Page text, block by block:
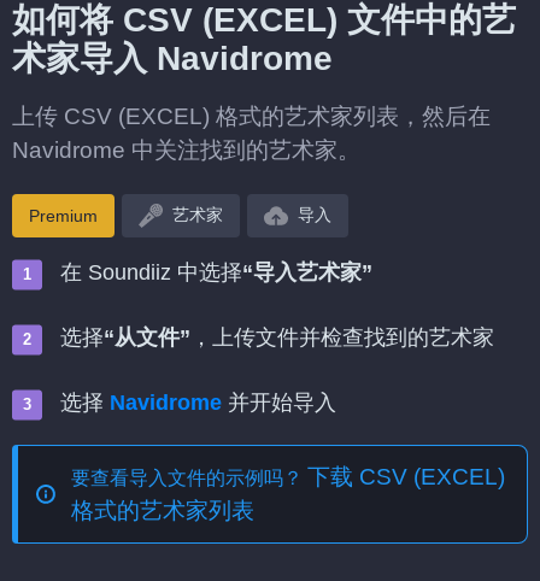
如何将 CSV (EXCEL) 文件中的艺
术家导入 Navidrome
上传 CSV (EXCEL) 格式的艺术家列表，然后在
Navidrome 中关注找到的艺术家。
Premium 艺术家 导入
在 Soundiiz 中选择“导入艺术家”
选择“从文件” ，上传文件并检查找到的艺术家
选择 Navidrome 并开始导入
要查看导入文件的示例吗？ 下载 CSV (EXCEL)
格式的艺术家列表